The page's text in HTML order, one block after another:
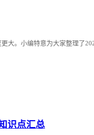
大。小编特意为大家整理了
识点汇总